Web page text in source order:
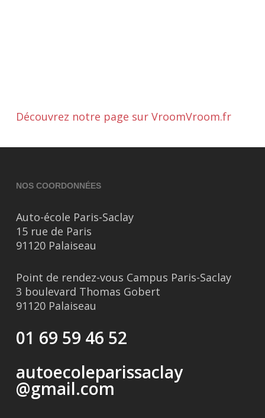
Découvrez notre page sur VroomVroom.fr
NOS COORDONNÉES
Auto-école Paris-Saclay
15 rue de Paris
91120 Palaiseau
Point de rendez-vous Campus Paris-Saclay
3 boulevard Thomas Gobert
91120 Palaiseau
01 69 59 46 52
autoecoleparissaclay
@gmail.com